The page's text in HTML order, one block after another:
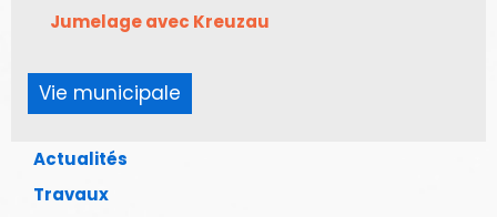
Jumelage avec Kreuzau
Vie municipale
Actualités
Travaux